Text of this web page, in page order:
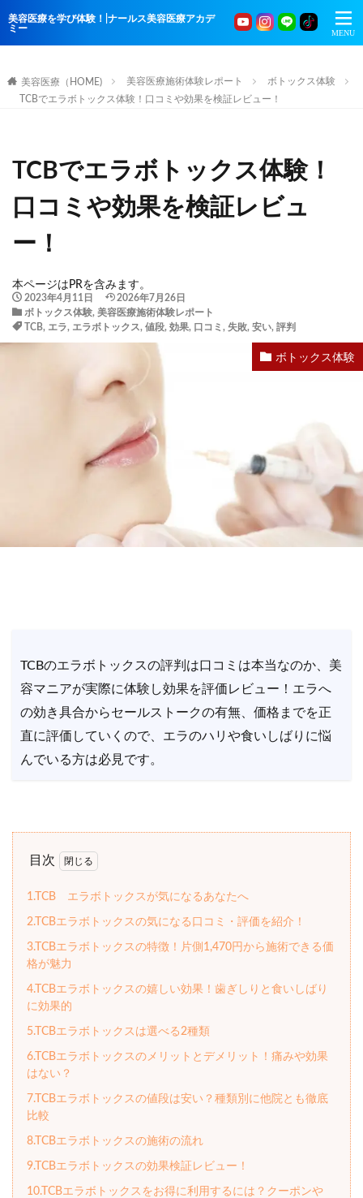
美容医療を学び体験！|ナールス美容医療アカデ
ミー
美容医療（HOME) 美容医療施術体験レポート
ボトックス体験
TCBでエラボトックス体験！口コミや効果を検証レビュー！
TCBでエラボトックス体験！
口コミや効果を検証レビュ
ー！
本ページはPRを含みます。
2023年4月11日
2026年7月26日
ボトックス体験, 美容医療施術体験レポート
TCB, エラ, エラボトックス, 値段, 効果, 口コミ , 失敗, 安い, 評判
ボトックス体験
TCBのエラボトックスの評判は口コミは本当なのか、美
容マニアが実際に体験し効果を評価レビュー！エラへ
の効き具合からセールストークの有無、価格までを正
直に評価していくので、エラのハリや食いしばりに悩
んでいる方は必見です。
目次
1.TCB エラボトックスが気になるあなたへ
2.TCBエラボトックスの気になる口コミ・評価を紹介！
3.TCBエラボトックスの特徴！片側1,470円から施術できる価
格が魅力
4.TCBエラボトックスの嬉しい効果！歯ぎしりと食いしばり
に効果的
5.TCBエラボトックスは選べる2種類
6.TCBエラボトックスのメリットとデメリット！痛みや効果
はない？
7.TCBエラボトックスの値段は安い？種類別に他院とも徹底
比較
8.TCBエラボトックスの施術の流れ
9.TCBエラボトックスの効果検証レビュー！
10.TCBエラボトックスをお得に利用するには？クーポンや